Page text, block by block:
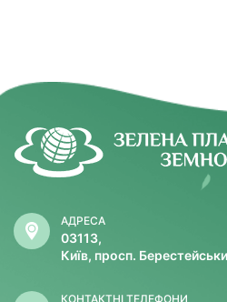
АДРЕСА
03113,
Київ, просп.
КОНТАКТНІ ТЕЛЕФОНИ